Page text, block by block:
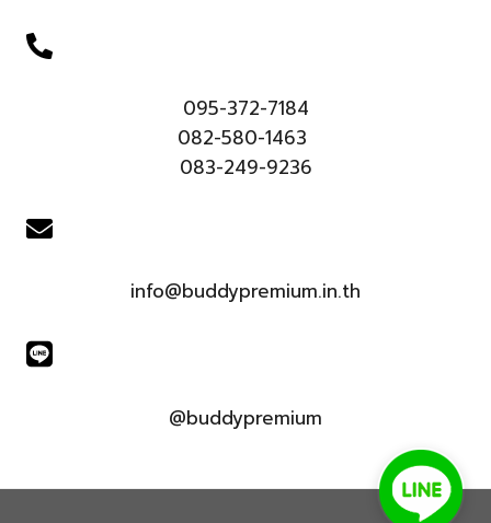
095-372-7184
082-580-1463
083-249-9236
info@buddypremium.in.th
@buddypremium